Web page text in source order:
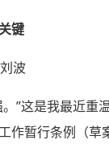
键
波
”这是我最近重
作暂行条例（草